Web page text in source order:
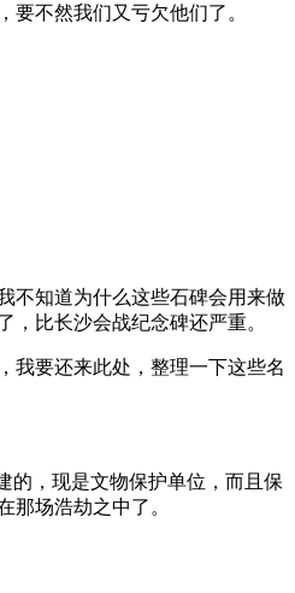
不然我们又亏欠他们了。
不知道为什么这些石碑会用来做
比长沙会战纪念碑还严重。
我要还来此处，整理一下这些名
的，现是文物保护单位，而且保
场浩劫之中了。